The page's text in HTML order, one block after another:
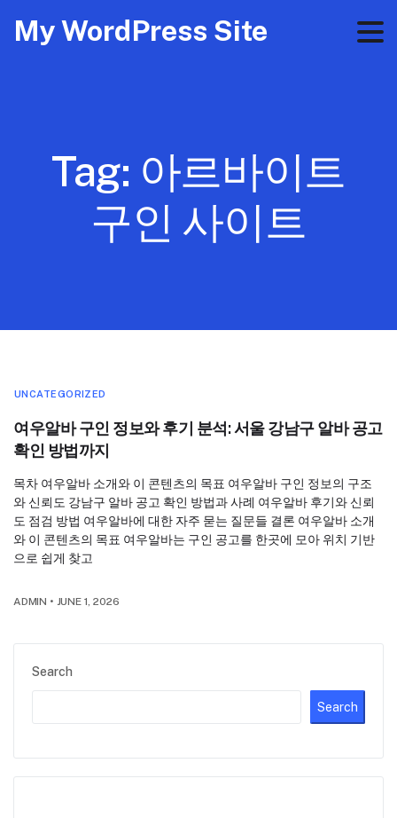
My WordPress Site
Tag: 아르바이트
구인 사이트
Search
Search
UNCATEGORIZED
여우알바 구인 정보와 후기 분석: 서울 강남구 알바 공고
확인 방법까지
목차 여우알바 소개와 이 콘텐츠의 목표 여우알바 구인 정보의 구조
와 신뢰도 강남구 알바 공고 확인 방법과 사례 여우알바 후기와 신뢰
도 점검 방법 여우알바에 대한 자주 묻는 질문들 결론 여우알바 소개
와 이 콘텐츠의 목표 여우알바는 구인 공고를 한곳에 모아 위치 기반
으로 쉽게 찾고
ADMIN • JUNE 1, 2026